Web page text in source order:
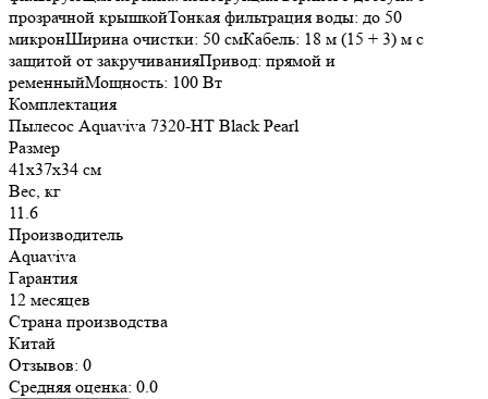
прозрачной крышкойТонкая фильтрация воды: до 50
микронШирина очистки: 50 смКабель: 18 м (15 + 3) м с
защитой от закручиванияПривод: прямой и
ременныйМощность: 100 Вт
Комплектация
Пылесос Aquaviva 7320-HT Black Pearl
Размер
41х37х34 см
Вес, кг
11.6
Производитель
Aquaviva
Гарантия
12 месяцев
Страна производства
Китай
Отзывов: 0
Средняя оценка: 0.0